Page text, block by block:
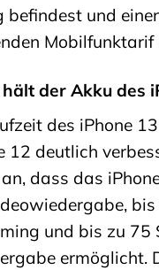
befindest und
Mobilfunktarif
der Akku des
des iPhone
12 deutlich
dass das
und bis zu 75
ermöglicht.